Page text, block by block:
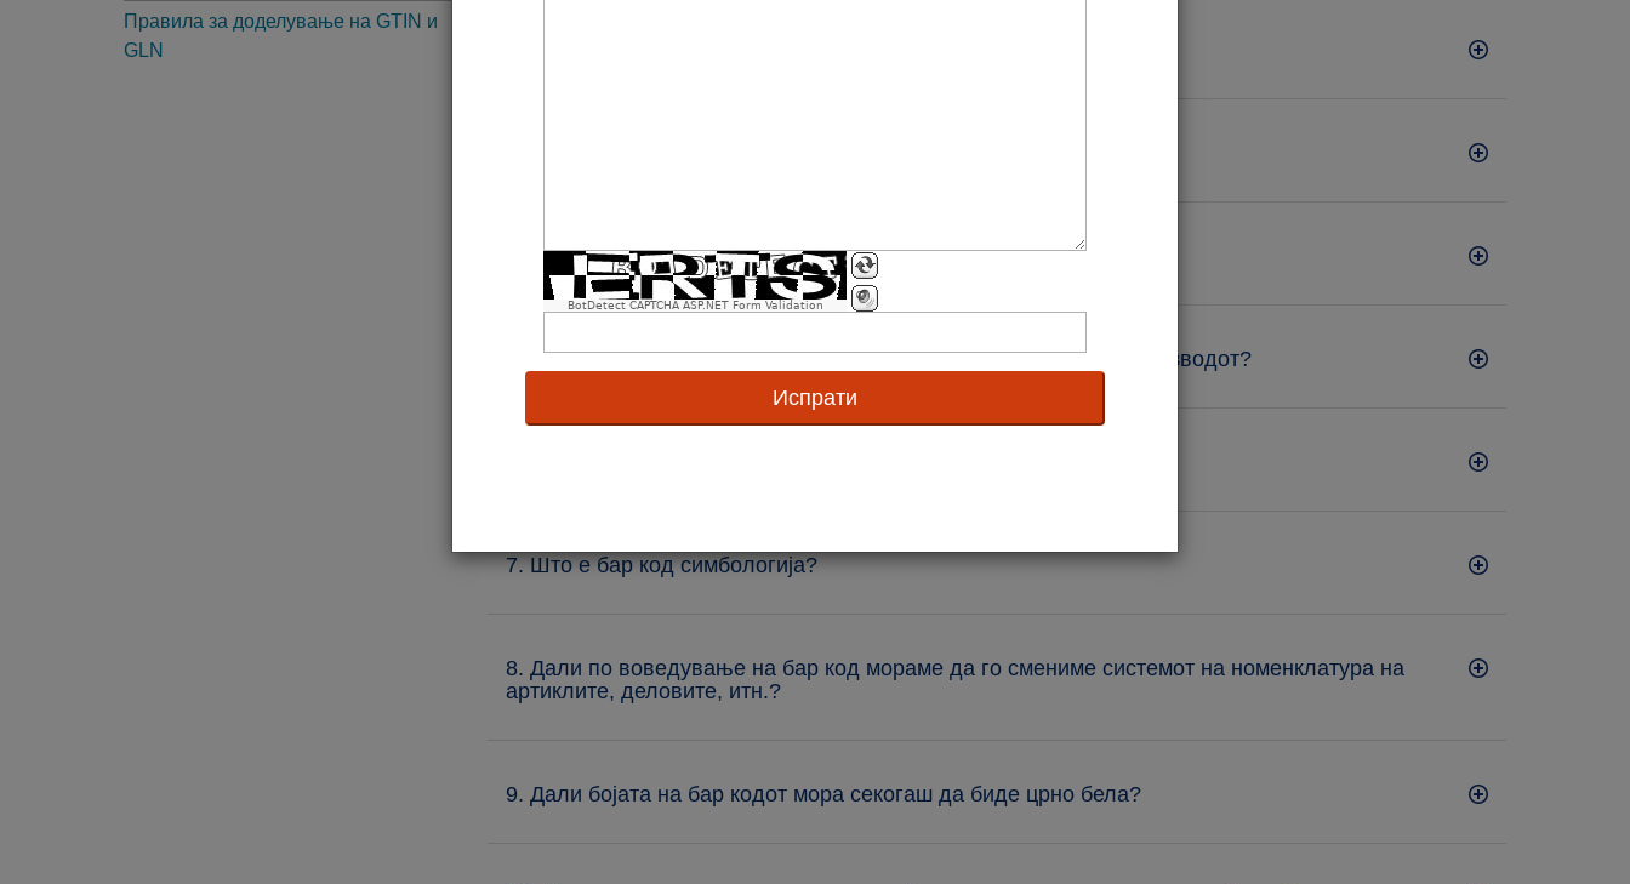
Правила за доделување на GTIN и
GLN
BotDetect CAPTCHA ASP.NET Form Validation
4. Што е GS1 број?
5. Дали првите бројки говорат за земјата од каде потекнува производот?
7. Што е бар код симбологија?
8. Дали по воведување на бар код мораме да го смениме системот на номенклатура на
артиклите, деловите, итн.?
9. Дали бојата на бар кодот мора секогаш да биде црно бела?